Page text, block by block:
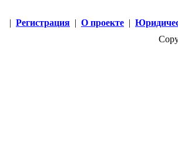
| Регистрация | О проекте |